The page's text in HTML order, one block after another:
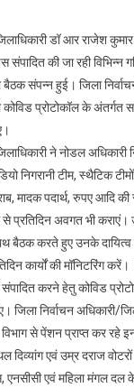
डॉ आर राजेश
संपादित की जा रही विभिन्न
बैठक संपन्न हुई। जिला
प्रोटोकॉल के अंतर्गत
ने नोडल अधिकारी
निगरानी टीम, स्थैटिक
मादक पदार्थ, रुपए आदि
प्रतिदिन अवगत भी कराएं।
बैठक करते हुए उनके दायित्व
कार्यों की मॉनिटरिंग
संपादित करने हेतु कोविड
जिला निर्वाचन अधिकारी/
से पेंशन प्राप्त कर रहे
दिव्यांग एवं उम्र दराज
एवं महिला मंगल दल